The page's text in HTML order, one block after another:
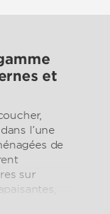
et
l’une
de
sur